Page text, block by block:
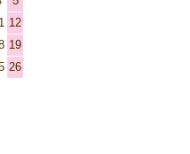
12
19
26